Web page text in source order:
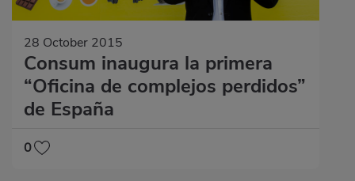
28 October 2015
Consum inaugura la primera
“Oficina de complejos perdidos”
de España
0